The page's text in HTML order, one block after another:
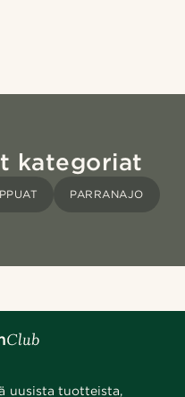
kategoriat
PARRANAJO
uusista tuotteista,